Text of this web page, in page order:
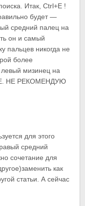
Итак, Ctrl+E !
будет —
средний палец на
он и самый
пальцев никогда не
более
мизинец на
Е. НЕ РЕКОМЕНДУЮ
для этого
средний
сочетание для
как
статьи. А сейчас